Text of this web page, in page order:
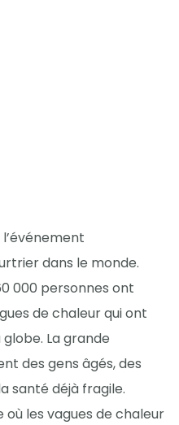
dans le monde.
000 personnes ont
de chaleur qui ont
La grande
des gens âgés, des
santé déjà fragile.
les vagues de chaleur